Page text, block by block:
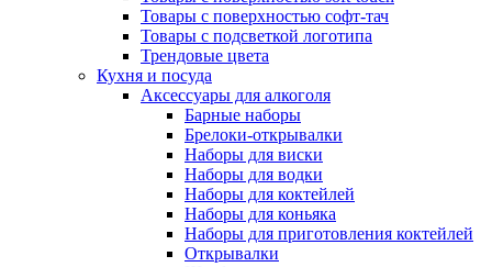
Товары с поверхностью софт-тач
Товары с подсветкой логотипа
Трендовые цвета
Кухня и посуда
Аксессуары для алкоголя
Барные наборы
Брелоки-открывалки
Наборы для виски
Наборы для водки
Наборы для коктейлей
Наборы для коньяка
Наборы для приготовления коктейлей
Открывалки